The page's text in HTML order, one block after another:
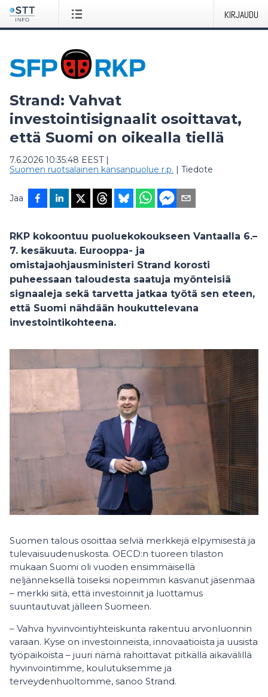
KIRJAUDU
Strand: Vahvat
investointisignaalit osoittavat,
että Suomi on oikealla tiellä
7.6.2026 10:35:48 EEST|
Suomen ruotsalainen kansanpuolue r.p. | Tiedote
Jaa
RKP kokoontuu puoluekokoukseen Vantaalla 6.–
7. kesäkuuta. Eurooppa- ja
omistajaohjausministeri Strand korosti
puheessaan taloudesta saatuja myönteisiä
signaaleja sekä tarvetta jatkaa työtä sen eteen,
että Suomi nähdään houkuttelevana
investointikohteena.
Suomen talous osoittaa selviä merkkejä elpymisestä ja
tulevaisuudenuskosta. OECD:n tuoreen tilaston
mukaan Suomi oli vuoden ensimmäisellä
neljänneksellä toiseksi nopeimmin kasvanut jäsenmaa
– merkki siitä, että investoinnit ja luottamus
suuntautuvat jälleen Suomeen.
– Vahva hyvinvointiyhteiskunta rakentuu arvonluonnin
varaan. Kyse on investoinneista, innovaatioista ja uusista
työpaikoista – juuri nämä rahoittavat pitkällä aikavälillä
hyvinvointimme, koulutuksemme ja
terveydenhuoltomme, sanoo Strand.